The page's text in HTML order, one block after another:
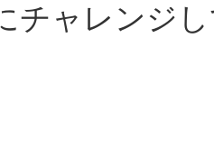
チャレンジ